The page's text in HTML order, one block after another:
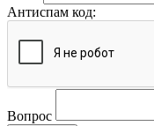
Антиспам код:
Вопрос